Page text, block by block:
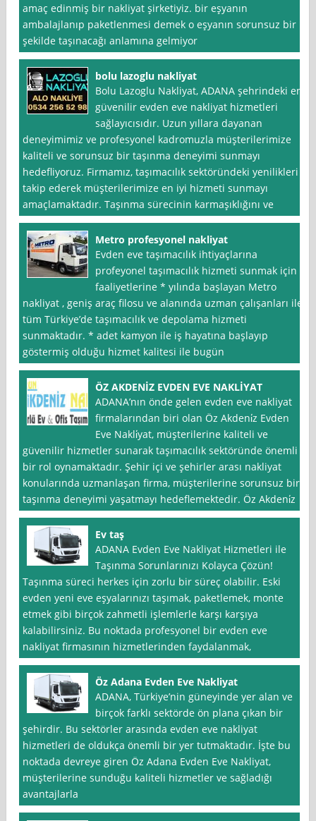
amaç edinmiş bir nakliyat şirketiyiz. bir eşyanın
ambalajlanıp paketlenmesi demek o eşyanın sorunsuz bir
şekilde taşınacağı anlamına gelmiyor
bolu lazoglu nakliyat
Bolu Lazoglu Nakliyat, ADANA şehrindeki en
güvenilir evden eve nakliyat hizmetleri
sağlayıcısıdır. Uzun yıllara dayanan
deneyimimiz ve profesyonel kadromuzla müşterilerimize
kaliteli ve sorunsuz bir taşınma deneyimi sunmayı
hedefliyoruz. Firmamız, taşımacılık sektöründeki yenilikleri
takip ederek müşterilerimize en iyi hizmeti sunmayı
amaçlamaktadır. Taşınma sürecinin karmaşıklığını ve
Metro profesyonel nakliyat
Evden eve taşımacılık ihtiyaçlarına
profeyonel taşımacılık hizmeti sunmak için
faaliyetlerine * yılında başlayan Metro
nakliyat , geniş araç filosu ve alanında uzman çalışanları ile
tüm Türkiye’de taşımacılık ve depolama hizmeti
sunmaktadır. * adet kamyon ile iş hayatına başlayıp
göstermiş olduğu hizmet kalitesi ile bugün
ÖZ AKDENİZ EVDEN EVE NAKLİYAT
ADANA’nın önde gelen evden eve nakliyat
firmalarından biri olan Öz Akdeni̇z Evden
Eve Nakli̇yat, müşterilerine kaliteli ve
güvenilir hizmetler sunarak taşımacılık sektöründe önemli
bir rol oynamaktadır. Şehir içi ve şehirler arası nakliyat
konularında uzmanlaşan firma, müşterilerine sorunsuz bir
taşınma deneyimi yaşatmayı hedeflemektedir. Öz Akdeni̇z
Ev taş
ADANA Evden Eve Nakliyat Hizmetleri ile
Taşınma Sorunlarınızı Kolayca Çözün!
Taşınma süreci herkes için zorlu bir süreç olabilir. Eski
evden yeni eve eşyalarınızı taşımak, paketlemek, monte
etmek gibi birçok zahmetli işlemlerle karşı karşıya
kalabilirsiniz. Bu noktada profesyonel bir evden eve
nakliyat firmasının hizmetlerinden faydalanmak,
Öz Adana Evden Eve Nakliyat
ADANA, Türkiye’nin güneyinde yer alan ve
birçok farklı sektörde ön plana çıkan bir
şehirdir. Bu sektörler arasında evden eve nakliyat
hizmetleri de oldukça önemli bir yer tutmaktadır. İşte bu
noktada devreye giren Öz Adana Evden Eve Nakliyat,
müşterilerine sunduğu kaliteli hizmetler ve sağladığı
avantajlarla